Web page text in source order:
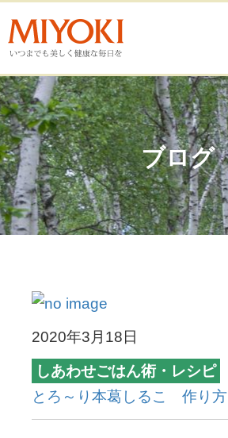
ブログ
2020年3月18日
しあわせごはん術・レシピ
とろ～り本葛しるこ 作り方